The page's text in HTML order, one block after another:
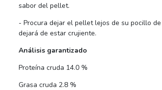
sabor del pellet.
- Procura dejar el pellet lejos de su pocillo
dejará de estar crujiente.
Análisis garantizado
Proteína cruda 14.0 %
Grasa cruda 2.8 %